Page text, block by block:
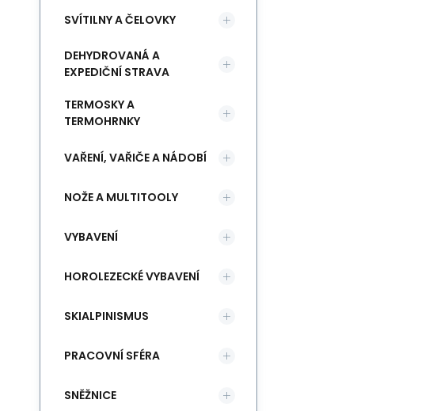
SVÍTILNY A ČELOVKY
DEHYDROVANÁ A
EXPEDIČNÍ STRAVA
TERMOSKY A
TERMOHRNKY
VAŘENÍ, VAŘIČE A NÁDOBÍ
NOŽE A MULTITOOLY
VYBAVENÍ
HOROLEZECKÉ VYBAVENÍ
SKIALPINISMUS
PRACOVNÍ SFÉRA
SNĚŽNICE